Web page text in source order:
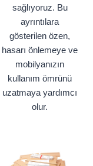
sağlıyoruz. Bu
ayrıntılara
gösterilen özen,
hasarı önlemeye ve
mobilyanızın
kullanım ömrünü
uzatmaya yardımcı
olur.